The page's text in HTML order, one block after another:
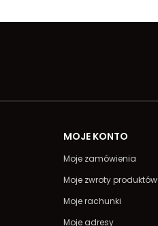
MOJE KONTO
Moje zamówienia
Moje zwroty produktów
Moje rachunki
Moje adresy